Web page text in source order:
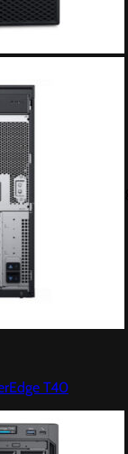
phẩm trong giỏ hàng.
hàng
T40